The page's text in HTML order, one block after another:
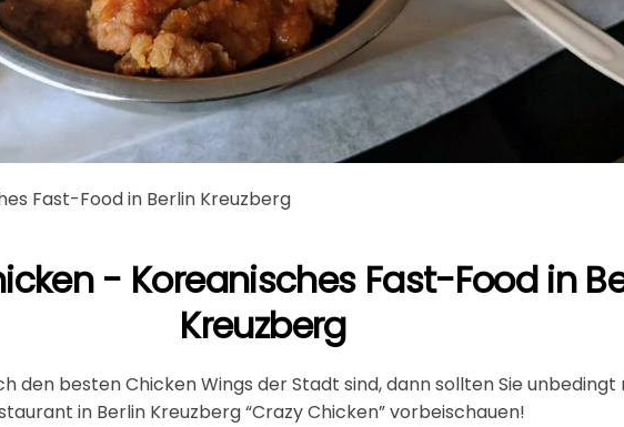
Fast-Food in Berlin Kreuzberg
- Koreanisches Fast-Food in
Kreuzberg
den besten Chicken Wings der Stadt sind, dann sollten Sie
in Berlin Kreuzberg “Crazy Chicken” vorbeischauen!